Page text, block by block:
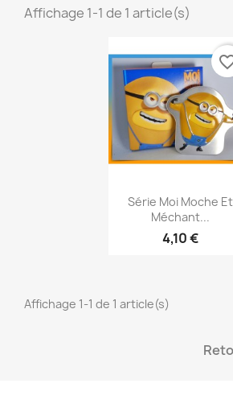
Affichage 1-1 de 1 article(s)
Aperçu rapide
Série Moi Moche Et
Méchant...
4,10 €
Affichage 1-1 de 1 article(s)